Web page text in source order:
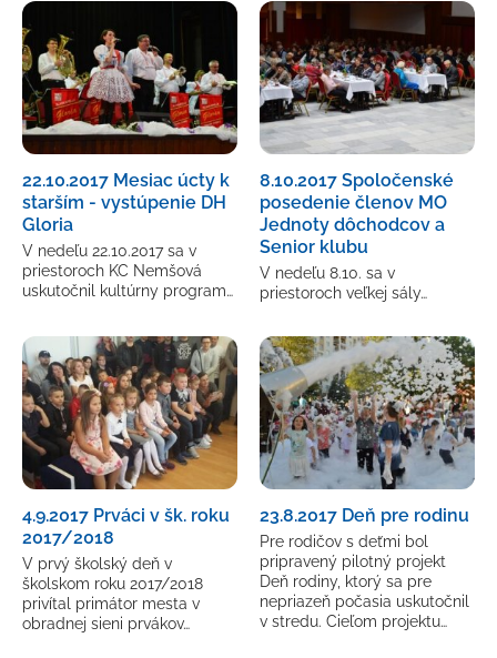
22.10.2017 Mesiac úcty k
starším - vystúpenie DH
Gloria
V nedeľu 22.10.2017 sa v
priestoroch KC Nemšová
uskutočnil kultúrny program…
8.10.2017 Spoločenské
posedenie členov MO
Jednoty dôchodcov a
Senior klubu
V nedeľu 8.10. sa v
priestoroch veľkej sály…
4.9.2017 Prváci v šk. roku
2017/2018
V prvý školský deň v
školskom roku 2017/2018
privítal primátor mesta v
obradnej sieni prvákov…
23.8.2017 Deň pre rodinu
Pre rodičov s deťmi bol
pripravený pilotný projekt
Deň rodiny, ktorý sa pre
nepriazeň počasia uskutočnil
v stredu. Cieľom projektu…